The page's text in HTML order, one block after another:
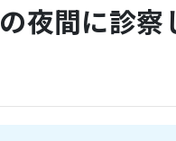
の夜間に診察